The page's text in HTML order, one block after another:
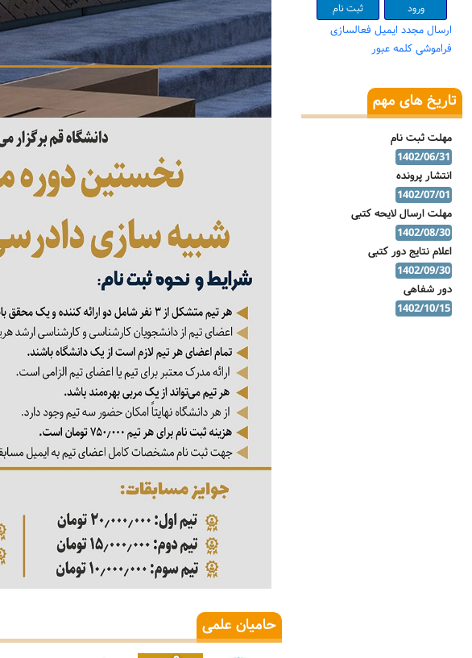
ثبت نام
ارسال مجدد ایمیل فعالسازی
فراموشی کلمه عبور
تاریخ های مهم
مهلت ثبت نام
1402/06/31
انتشار پرونده
1402/07/01
مهلت ارسال لایحه کتبی
1402/08/30
اعلام نتایج دور کتبی
1402/09/30
دور شفاهی
1402/10/15
حامیان علمی